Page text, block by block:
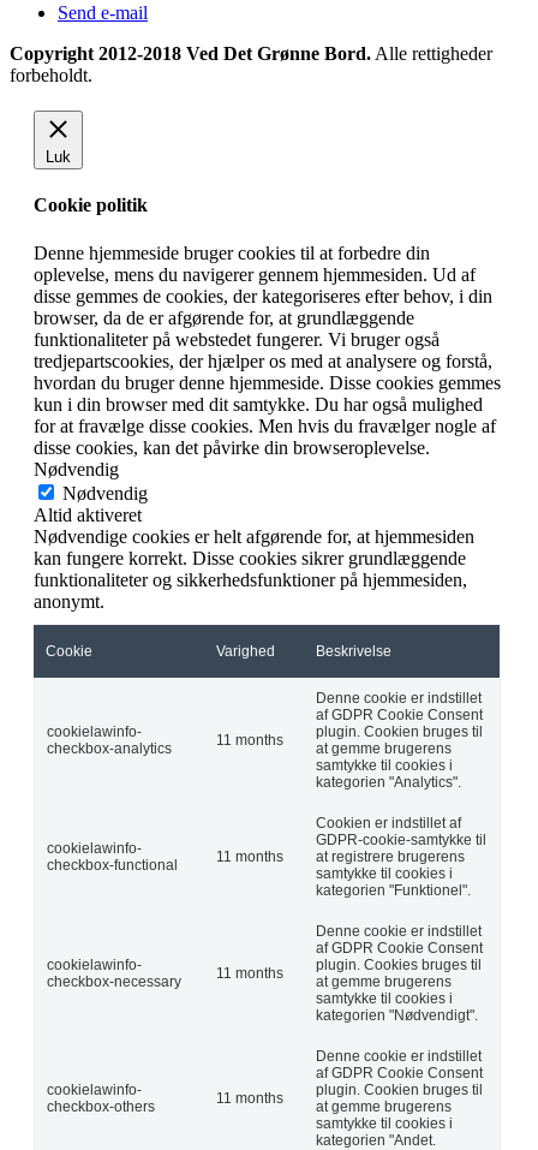
Send e-mail
Copyright 2012-2018 Ved Det Grønne Bord. Alle rettigheder
forbeholdt.
Luk
Cookie politik
Denne hjemmeside bruger cookies til at forbedre din
oplevelse, mens du navigerer gennem hjemmesiden. Ud af
disse gemmes de cookies, der kategoriseres efter behov, i din
browser, da de er afgørende for, at grundlæggende
funktionaliteter på webstedet fungerer. Vi bruger også
tredjepartscookies, der hjælper os med at analysere og forstå,
hvordan du bruger denne hjemmeside. Disse cookies gemmes
kun i din browser med dit samtykke. Du har også mulighed
for at fravælge disse cookies. Men hvis du fravælger nogle af
disse cookies, kan det påvirke din browseroplevelse.
Nødvendig
Nødvendig
Altid aktiveret
Nødvendige cookies er helt afgørende for, at hjemmesiden
kan fungere korrekt. Disse cookies sikrer grundlæggende
funktionaliteter og sikkerhedsfunktioner på hjemmesiden,
anonymt.
Cookie Varighed Beskrivelse
cookielawinfo-
checkbox-analytics
11 months
Denne cookie er indstillet
af GDPR Cookie Consent
plugin. Cookien bruges til
at gemme brugerens
samtykke til cookies i
kategorien "Analytics".
cookielawinfo-
checkbox-functional
11 months
Cookien er indstillet af
GDPR-cookie-samtykke til
at registrere brugerens
samtykke til cookies i
kategorien "Funktionel".
cookielawinfo-
checkbox-necessary
11 months
Denne cookie er indstillet
af GDPR Cookie Consent
plugin. Cookies bruges til
at gemme brugerens
samtykke til cookies i
kategorien "Nødvendigt".
cookielawinfo-
checkbox-others
11 months
Denne cookie er indstillet
af GDPR Cookie Consent
plugin. Cookien bruges til
at gemme brugerens
samtykke til cookies i
kategorien "Andet.